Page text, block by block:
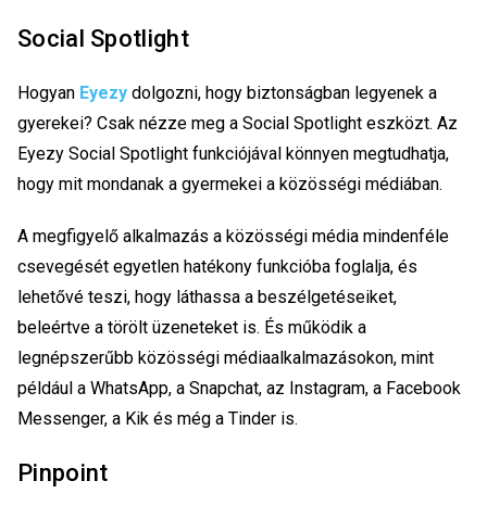
Social Spotlight
Hogyan Eyezy dolgozni, hogy biztonságban legyenek a
gyerekei? Csak nézze meg a Social Spotlight eszközt. Az
Eyezy Social Spotlight funkciójával könnyen megtudhatja,
hogy mit mondanak a gyermekei a közösségi médiában.
A megfigyelő alkalmazás a közösségi média mindenféle
csevegését egyetlen hatékony funkcióba foglalja, és
lehetővé teszi, hogy láthassa a beszélgetéseiket,
beleértve a törölt üzeneteket is. És működik a
legnépszerűbb közösségi médiaalkalmazásokon, mint
például a WhatsApp, a Snapchat, az Instagram, a Facebook
Messenger, a Kik és még a Tinder is.
Pinpoint